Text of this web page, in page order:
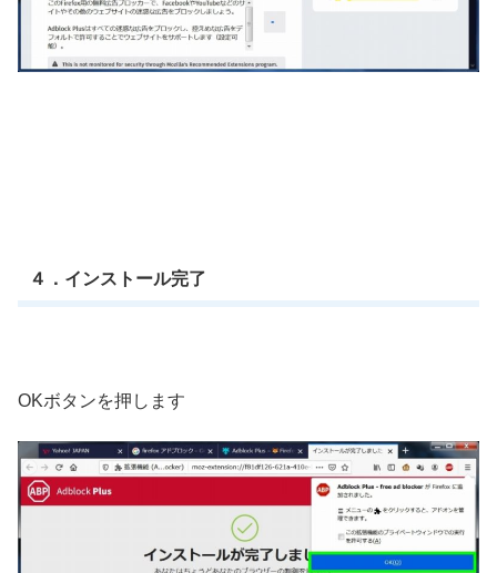
４．インストール完了
OKボタンを押します